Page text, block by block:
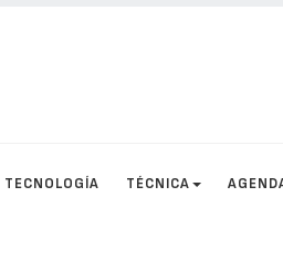
TECNOLOGÍA TÉCNICA